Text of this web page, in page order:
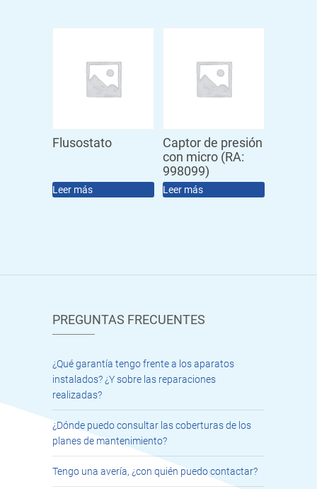
Flusostato
Leer más
Captor de presión
con micro (RA:
998099)
Leer más
PREGUNTAS FRECUENTES
¿Qué garantía tengo frente a los aparatos
instalados? ¿Y sobre las reparaciones
realizadas?
¿Dónde puedo consultar las coberturas de los
planes de mantenimiento?
Tengo una avería, ¿con quién puedo contactar?